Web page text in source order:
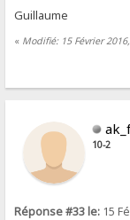
Guillaume
« Modifié: 15 Février
10-2
Réponse #33 le: 15